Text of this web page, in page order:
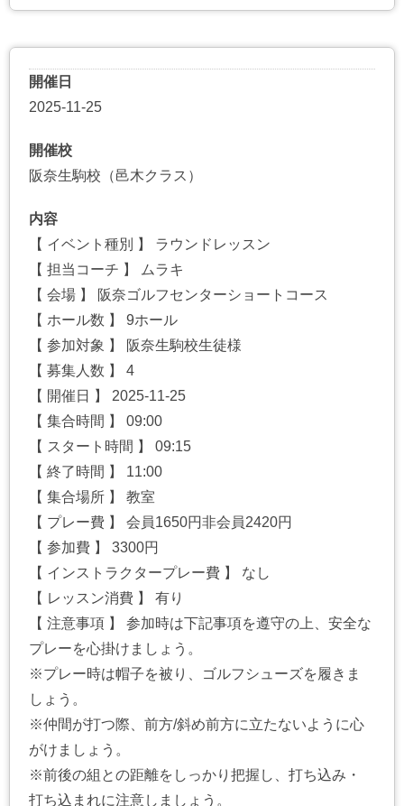
開催日
2025-11-25
開催校
阪奈生駒校（邑木クラス）
内容
【 イベント種別 】 ラウンドレッスン
【 担当コーチ 】 ムラキ
【 会場 】 阪奈ゴルフセンターショートコース
【 ホール数 】 9ホール
【 参加対象 】 阪奈生駒校生徒様
【 募集人数 】 4
【 開催日 】 2025-11-25
【 集合時間 】 09:00
【 スタート時間 】 09:15
【 終了時間 】 11:00
【 集合場所 】 教室
【 プレー費 】 会員1650円非会員2420円
【 参加費 】 3300円
【 インストラクタープレー費 】 なし
【 レッスン消費 】 有り
【 注意事項 】 参加時は下記事項を遵守の上、安全な
プレーを心掛けましょう。
※プレー時は帽子を被り、ゴルフシューズを履きま
しょう。
※仲間が打つ際、前方/斜め前方に立たないように心
がけましょう。
※前後の組との距離をしっかり把握し、打ち込み・
打ち込まれに注意しましょう。